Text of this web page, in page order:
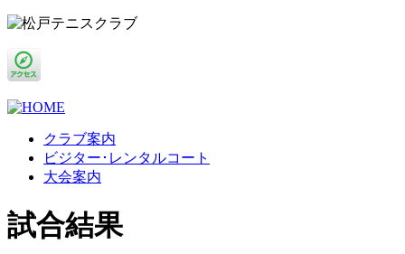
クラブ案内
ビジター･レンタルコート
大会案内
試合結果